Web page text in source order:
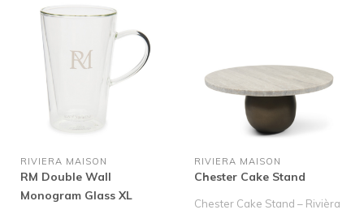
RIVIERA MAISON
RM Double Wall
Monogram Glass XL
RIVIERA MAISON
Chester Cake Stand
Chester Cake Stand – Rivièra